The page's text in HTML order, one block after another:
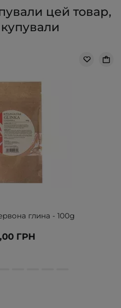
цей товар,
глина - 100g
ГРН